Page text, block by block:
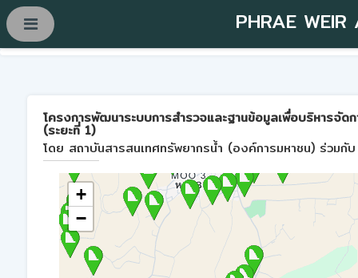
PHRAE WEIR
โครงการพัฒนาระบบการสำรวจและฐานข้อมูลเพื่อบริหารจั
(ระยะที่ 1)
โดย สถาบันสารสนเทศทรัพยากรน้ำ (องค์การมหาชน) ร่วมกั
+
−